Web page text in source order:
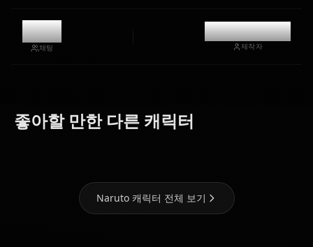
789
채팅
@kinayymon
제작자
좋아할 만한 다른 캐릭터
Hyuuga
Hatake
Naruto 캐릭터 전체 보기